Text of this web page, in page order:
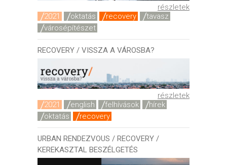
részletek
2021
oktatás recovery
tavasz
városépítészet
RECOVERY / VISSZA A VÁROSBA?
részletek
2021
english felhívások
hírek
oktatás
recovery
URBAN RENDEZVOUS / RECOVERY /
KEREKASZTAL BESZÉLGETÉS